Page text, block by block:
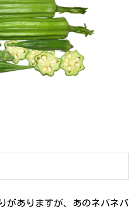
がありますが、あのネバネバ